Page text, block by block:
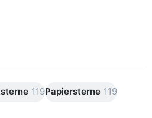
119Papiersterne 119